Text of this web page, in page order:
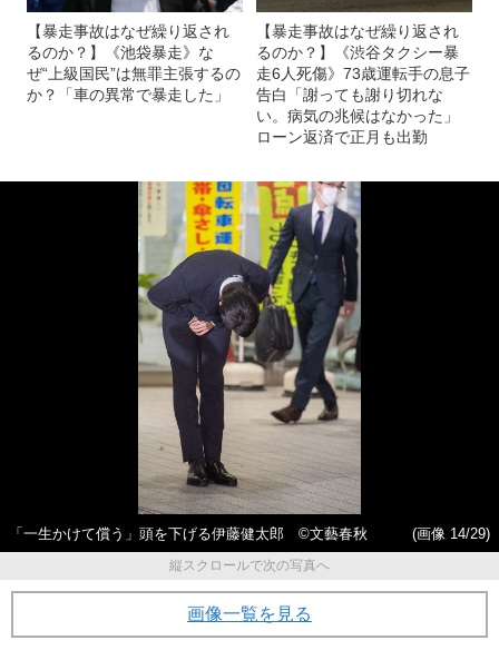
【暴走事故はなぜ繰り返され
るのか？】《池袋暴走》な
ぜ“上級国民”は無罪主張するの
か？「車の異常で暴走した」
【暴走事故はなぜ繰り返され
るのか？】《渋谷タクシー暴
走6人死傷》73歳運転手の息子
告白「謝っても謝り切れな
い。病気の兆候はなかった」
ローン返済で正月も出勤
「一生かけて償う」頭を下げる伊藤健太郎 ©文藝春秋
(画像 14/29)
縦スクロールで次の写真へ
画像一覧を見る